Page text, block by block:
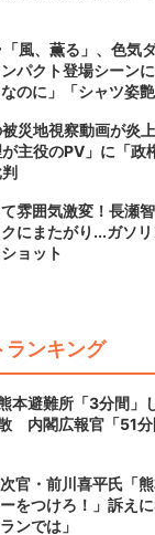
風、薫る」、色気
パクト登場シーン
なのに」「シャツ姿艶
被災地視察動画が炎
主役のPV」に「政
雰囲気激変！長瀬
にまたがり...ガソ
ョット
ランキング
本避難所「3分間」
内閣広報官「51分
官・前川喜平氏「
をつけろ！」訴え
ンでは」